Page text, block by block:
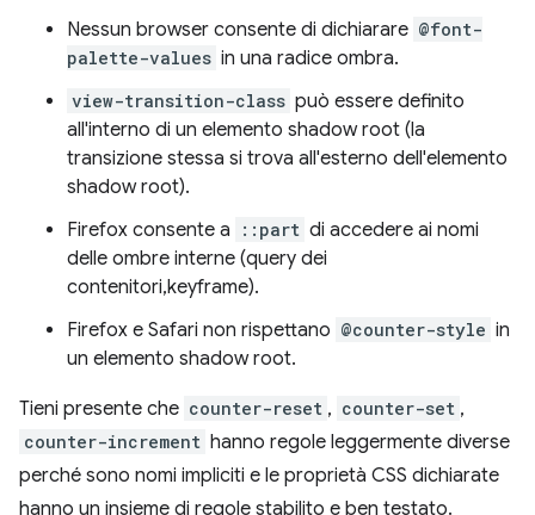
Nessun browser consente di dichiarare @font-
palette-values in una radice ombra.
view-transition-class può essere definito
all'interno di un elemento shadow root (la
transizione stessa si trova all'esterno dell'elemento
shadow root).
Firefox consente a
::part di accedere ai nomi
delle ombre interne (query dei
contenitori,keyframe).
Firefox e Safari non rispettano @counter-style in
un elemento shadow root.
Tieni presente che counter-reset , counter-set ,
counter-increment hanno regole leggermente diverse
perché sono nomi impliciti e le proprietà CSS dichiarate
hanno un insieme di regole stabilito e ben testato.